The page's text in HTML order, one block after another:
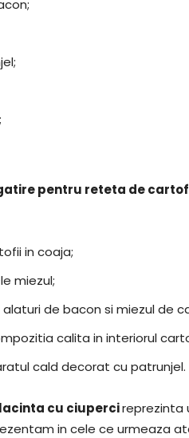
pentru reteta de
in coaja;
miezul;
de bacon si miezul de
calita in interiorul
cald decorat cu patrunjel.
cu ciupercireprezinta
in cele ce urmeaza